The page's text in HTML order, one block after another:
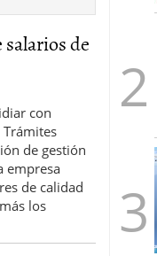
de
con
de gestión
empresa
de calidad
los